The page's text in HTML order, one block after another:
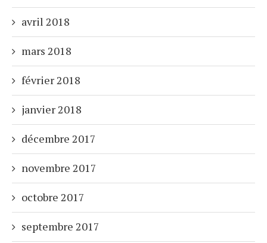
avril 2018
mars 2018
février 2018
janvier 2018
décembre 2017
novembre 2017
octobre 2017
septembre 2017